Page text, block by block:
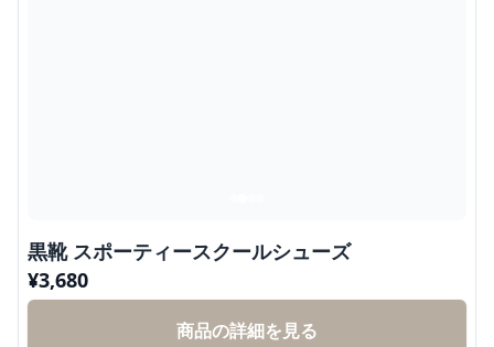
黒靴 スポーティースクールシューズ
¥3,680
商品の詳細を見る